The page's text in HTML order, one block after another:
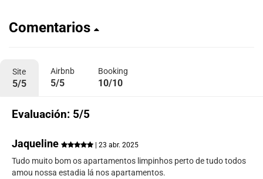
Comentarios
Site
5/5
Airbnb
5/5
Booking
10/10
Evaluación: 5/5
Jaqueline | 23 abr. 2025
Tudo muito bom os apartamentos limpinhos perto de tudo todos
amou nossa estadia lá nos apartamentos.